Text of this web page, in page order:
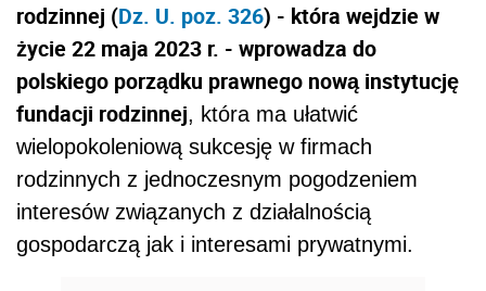
rodzinnej (Dz. U. poz. 326) - która wejdzie w
życie 22 maja 2023 r. - wprowadza do
polskiego porządku prawnego nową instytucję
fundacji rodzinnej, która ma ułatwić
wielopokoleniową sukcesję w firmach
rodzinnych z jednoczesnym pogodzeniem
interesów związanych z działalnością
gospodarczą jak i interesami prywatnymi.